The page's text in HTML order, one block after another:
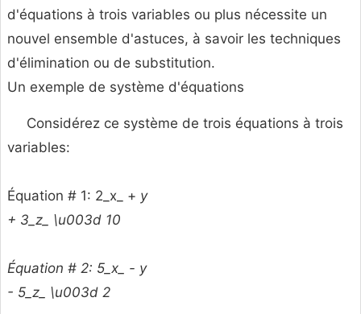
d'équations à trois variables ou plus nécessite un
nouvel ensemble d'astuces, à savoir les techniques
d'élimination ou de substitution.
Un exemple de système d'équations
Considérez ce système de trois équations à trois
variables:
Équation # 1: 2_x_ + y
+ 3_z_ \u003d 10
Équation # 2: 5_x_ - y
- 5_z_ \u003d 2